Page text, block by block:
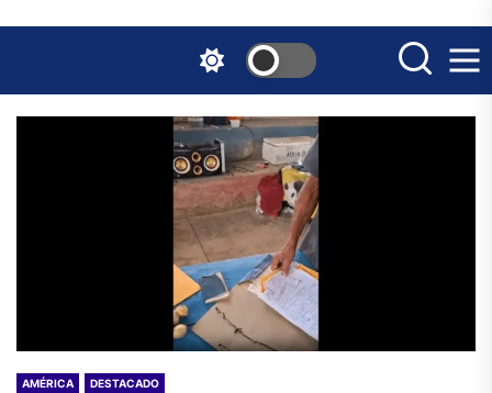
the
content
AMÉRICA DESTACADO